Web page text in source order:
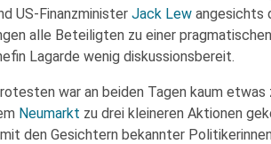
US-Finanzminister Jack Lew angesichts
alle Beteiligten zu einer
Lagarde wenig diskussionsbereit.
war an beiden Tagen kaum etwas
Neumarkt zu drei kleineren Aktionen
den Gesichtern bekannter